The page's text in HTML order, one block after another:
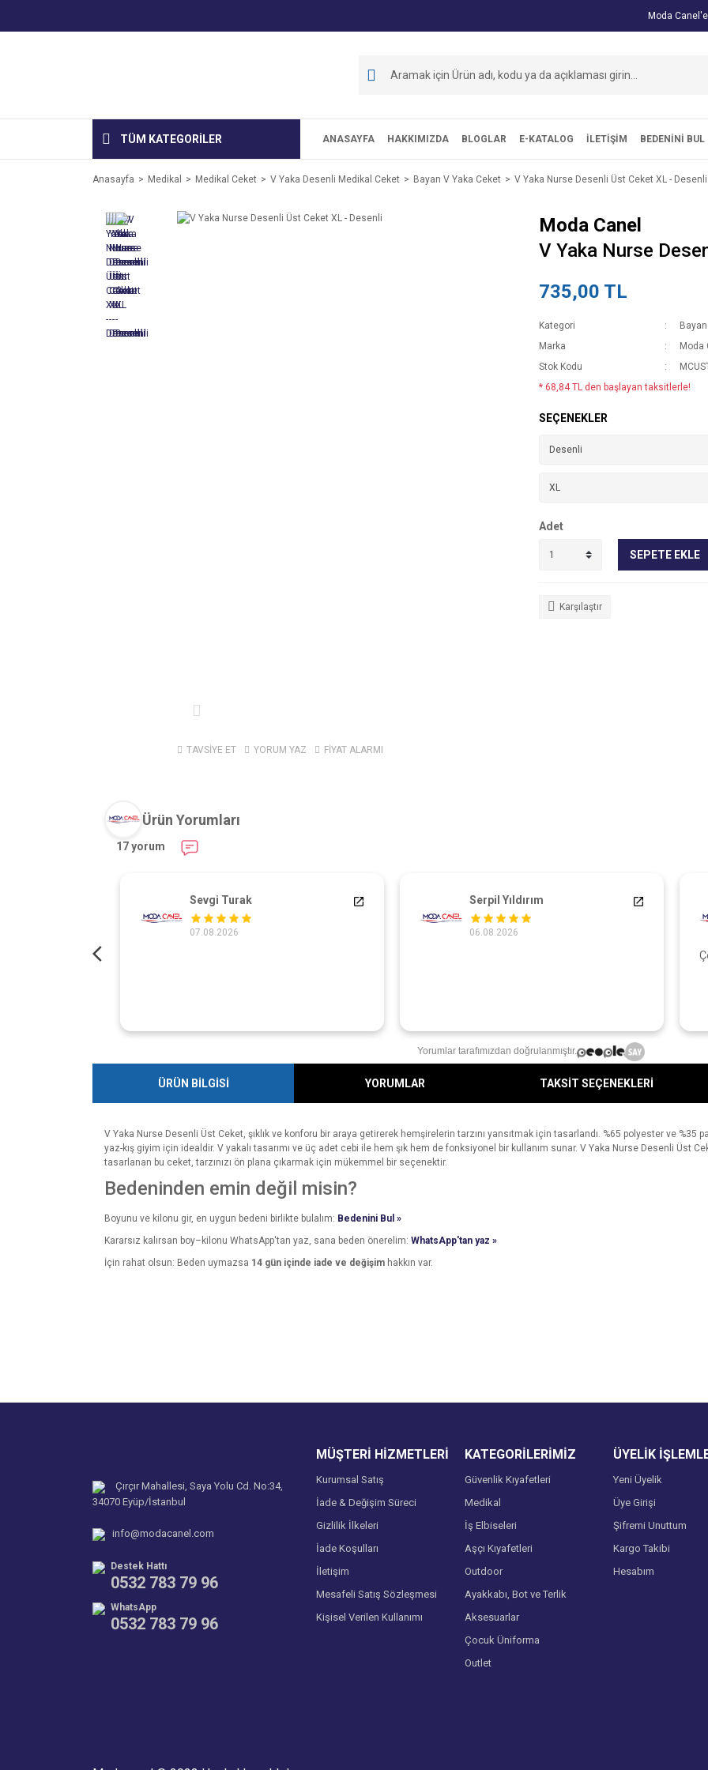
Moda
TÜM KATEGORİLER ANASAYFA HAKKIMIZDA BLOGLAR E-KATALOG İLETİŞİM BEDENİNİ BUL
Anasayfa Medikal Medikal Ceket V Yaka Desenli Medikal Ceket Bayan V Yaka Ceket V Yaka Nurse Desenli Üst Ceket XL - Desenli
TAVSİYE ET YORUM YAZ FİYAT ALARMI
Moda Canel
V Yaka Nurse
735,00 TL
Kategori
Marka
Moda
Stok Kodu
* 68,84 TL den başlayan taksitlerle!
SEÇENEKLER
Adet
SEPETE EKLE
Karşılaştır
Ürün Yorumları
17 yorum
Sevgi Turak
07.08.2026
Serpil Yıldırım
06.08.2026
Yorumlar tarafımızdan doğrulanmıştır.
ÜRÜN BİLGİSİ YORUMLAR TAKSİT SEÇENEKLERİ
V Yaka Nurse Desenli Üst Ceket, şıklık ve konforu bir araya getirerek hemşirelerin tarzını yansıtmak için tasarlandı. %65 polyester ve %35
yaz-kış giyim için idealdir. V yakalı tasarımı ve üç adet cebi ile hem şık hem de fonksiyonel bir kullanım sunar. V Yaka Nurse Desenli Üst
tasarlanan bu ceket, tarzınızı ön plana çıkarmak için mükemmel bir seçenektir.
Bedeninden emin değil misin?
Boyunu ve kilonu gir, en uygun bedeni birlikte bulalım: Bedenini Bul »
Kararsız kalırsan boy–kilonu WhatsApp'tan yaz, sana beden önerelim: WhatsApp'tan yaz »
İçin rahat olsun: Beden uymazsa 14 gün içinde iade ve değişim hakkın var.
Çırçır Mahallesi, Saya Yolu Cd. No:34,
34070 Eyüp/İstanbul
info@modacanel.com
Destek Hattı
0532 783 79 96
WhatsApp
0532 783 79 96
MÜŞTERİ HİZMETLERİ
Kurumsal Satış
İade & Değişim Süreci
Gizlilik İlkeleri
İade Koşulları
İletişim
Mesafeli Satış Sözleşmesi
Kişisel Verilen Kullanımı
KATEGORİLERİMİZ
Güvenlik Kıyafetleri
Medikal
İş Elbiseleri
Aşçı Kıyafetleri
Outdoor
Ayakkabı, Bot ve Terlik
Aksesuarlar
Çocuk Üniforma
Outlet
ÜYELİK
Yeni Üyelik
Üye Girişi
Şifremi Unuttum
Kargo Takibi
Hesabım